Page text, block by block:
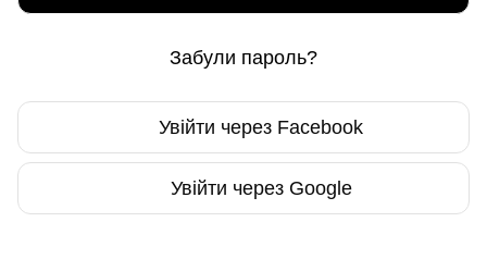
Забули пароль?
Увійти через Facebook
Увійти через Google